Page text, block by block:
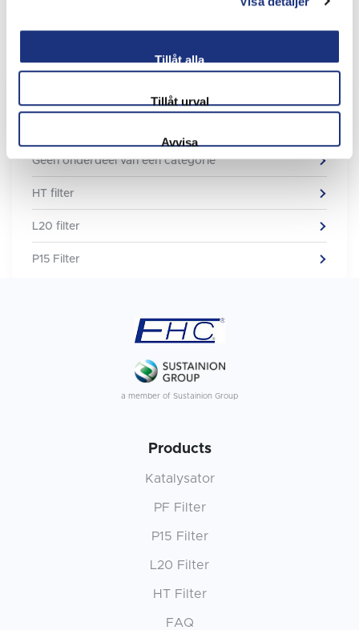
Tillåt alla
Tillåt urval
Avvisa
Geen onderdeel van een categorie
HT filter
L20 filter
P15 Filter
a member of Sustainion Group
Products
Katalysator
PF Filter
P15 Filter
L20 Filter
HT Filter
FAQ